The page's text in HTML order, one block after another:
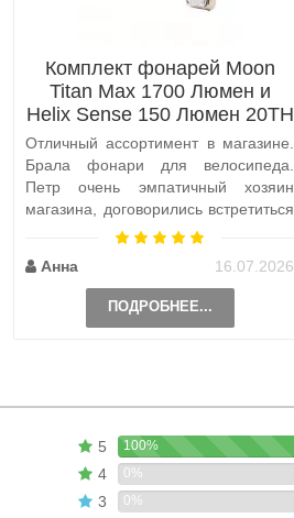
Комплект фонарей Moon
Titan Max 1700 Люмен и
Helix Sense 150 Люмен 20TH
Anniversary Edition
Отличный ассортимент в магазине.
Брала фонари для велосипеда.
Петр очень эмпатичный хозяин
магазина, договорились встретиться
по пути, чтобы передать ..
Анна
16.07.2026
ПОДРОБНЕЕ...
5 100%
4 0%
3 0%